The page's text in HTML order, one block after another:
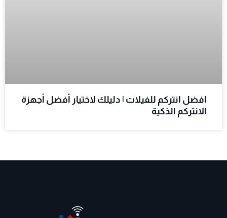
افضل انتركم للفيلات | دليلك لاختيار أفضل أجهزة
الانتركم الذكية